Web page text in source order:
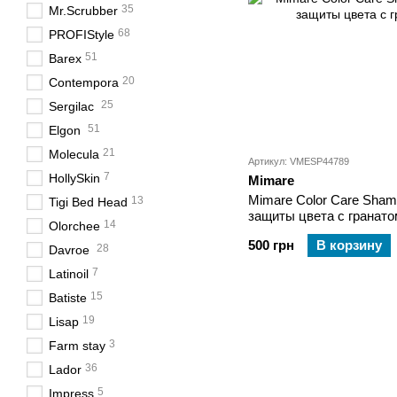
Артикул: VMESP44789
Mimare
Mimare Color Care
защиты цвета с
500 грн
В корзину
Mr.Scrubber 35
PROFIStyle 68
Barex 51
Contempora 20
Sergilac 25
Elgon 51
Molecula 21
HollySkin 7
Tigi Bed Head 13
Olorchee 14
Davroe 28
Latinoil 7
Batiste 15
Lisap 19
Farm stay 3
Lador 36
Impress 5